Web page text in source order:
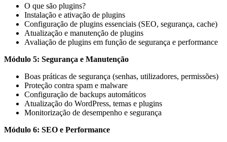
O que são plugins?
Instalação e ativação de plugins
Configuração de plugins essenciais (SEO, segurança, cache)
Atualização e manutenção de plugins
Avaliação de plugins em função de segurança e performance
Módulo 5: Segurança e Manutenção
Boas práticas de segurança (senhas, utilizadores, permissões)
Proteção contra spam e malware
Configuração de backups automáticos
Atualização do WordPress, temas e plugins
Monitorização de desempenho e segurança
Módulo 6: SEO e Performance